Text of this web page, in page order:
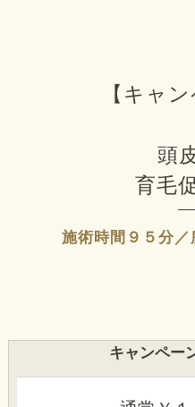
【キャ
頭
育毛
施術時間９５分
キャンペー